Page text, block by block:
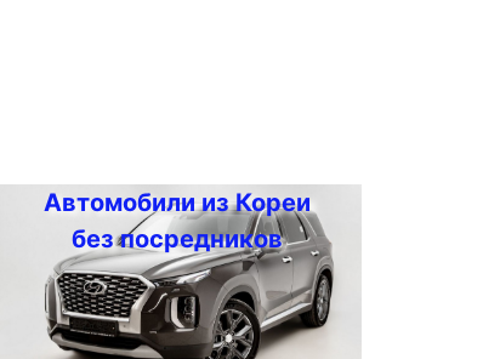
Автомобили из Кореи
без посредников